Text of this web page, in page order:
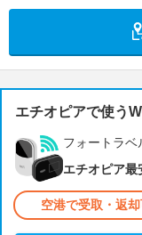
エチオピアで使う
フォートラベ
エチオピア最
空港で受取・返